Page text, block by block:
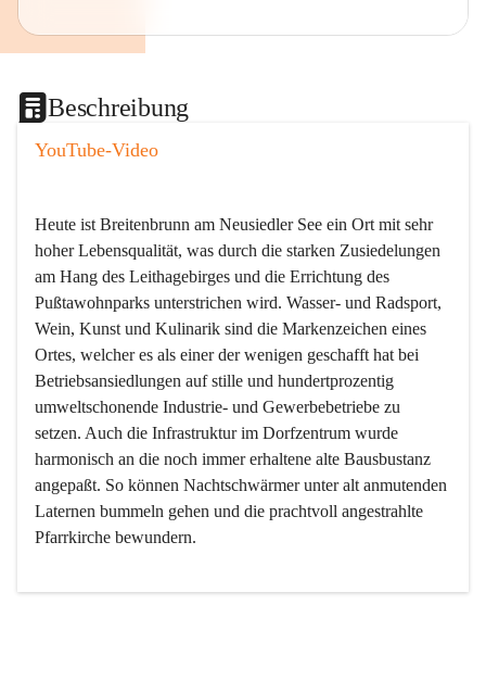
Beschreibung
YouTube-Video
Heute ist Breitenbrunn am Neusiedler See ein Ort mit sehr
hoher Lebensqualität, was durch die starken Zusiedelungen
am Hang des Leithagebirges und die Errichtung des
Pußtawohnparks unterstrichen wird. Wasser- und Radsport,
Wein, Kunst und Kulinarik sind die Markenzeichen eines
Ortes, welcher es als einer der wenigen geschafft hat bei
Betriebsansiedlungen auf stille und hundertprozentig
umweltschonende Industrie- und Gewerbebetriebe zu
setzen. Auch die Infrastruktur im Dorfzentrum wurde
harmonisch an die noch immer erhaltene alte Bausbustanz
angepaßt. So können Nachtschwärmer unter alt anmutenden
Laternen bummeln gehen und die prachtvoll angestrahlte
Pfarrkirche bewundern.
Der Weinbau dominert heute nicht mehr, ist aber integrativer